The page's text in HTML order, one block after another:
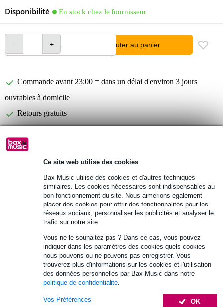
Ce site web utilise des cookies
Bax Music utilise des cookies et d'autres techniques
similaires. Les cookies nécessaires sont indispensables au
bon fonctionnement du site. Nous aimerions également
placer des cookies pour offrir des fonctionnalités pour les
réseaux sociaux, personnaliser les publicités et analyser le
trafic sur notre site.
Vous ne le souhaitez pas ? Dans ce cas, vous pouvez
indiquer dans les paramètres des cookies quels cookies
nous pouvons ou ne pouvons pas enregistrer. Vous
trouverez plus d'informations sur les cookies et l'utilisation
des données personnelles par Bax Music dans notre
politique de confidentialité
OK
Vos Préférences
Disponibilité En stock chez le fournisseur
Ajouter au panier
Commande avant 23:00 = dans un délai d'environ 3 jours
ouvrables à domicile
Retours gratuits
Informations
support pour ordinateur portable
matériau du support : acier
matériau du tube : aluminium
Afficher toutes les caractéristiques du produit
Accessoires (13)